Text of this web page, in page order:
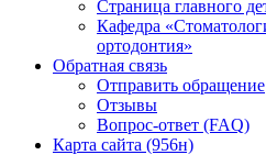
Страница главного
Кафедра
ортодонтия»
Обратная связь
Отправить обращение
Отзывы
Вопрос-ответ (FAQ)
Карта сайта (956н)